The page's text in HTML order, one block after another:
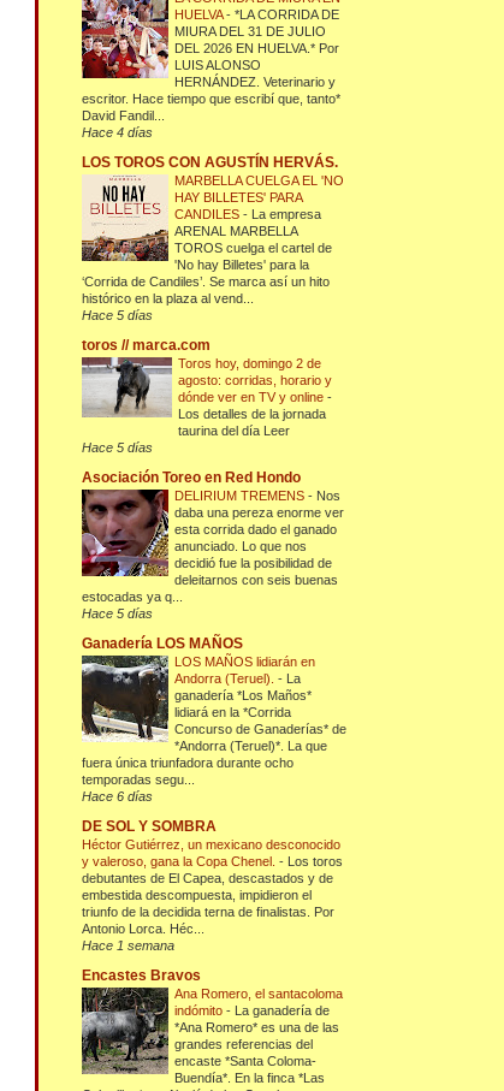
HUELVA-*LA CORRIDA DE
MIURA DEL 31 DE JULIO
DEL 2026 EN HUELVA.* Por
LUIS ALONSO
HERNÁNDEZ. Veterinario y
escritor. Hace tiempo que escribí que, tanto*
David Fandil...
Hace 4 días
LOS TOROS CON AGUSTÍN HERVÁS.
MARBELLA CUELGA EL 'NO
HAY BILLETES' PARA
CANDILES- La empresa
ARENAL MARBELLA
TOROS cuelga el cartel de
'No hay Billetes' para la
‘Corrida de Candiles’. Se marca así un hito
histórico en la plaza al vend...
Hace 5 días
toros // marca.com
Toros hoy, domingo 2 de
agosto: corridas, horario y
dónde ver en TV y online-
Los detalles de la jornada
taurina del día Leer
Hace 5 días
Asociación Toreo en Red Hondo
DELIRIUM TREMENS- Nos
daba una pereza enorme ver
esta corrida dado el ganado
anunciado. Lo que nos
decidió fue la posibilidad de
deleitarnos con seis buenas
estocadas ya q...
Hace 5 días
Ganadería LOS MAÑOS
LOS MAÑOS lidiarán en
Andorra (Teruel).- La
ganadería *Los Maños*
lidiará en la *Corrida
Concurso de Ganaderías* de
*Andorra (Teruel)*. La que
fuera única triunfadora durante ocho
temporadas segu...
Hace 6 días
DE SOL Y SOMBRA
Héctor Gutiérrez, un mexicano desconocido
y valeroso, gana la Copa Chenel.- Los toros
debutantes de El Capea, descastados y de
embestida descompuesta, impidieron el
triunfo de la decidida terna de finalistas. Por
Antonio Lorca. Héc...
Hace 1 semana
Encastes Bravos
Ana Romero, el santacoloma
indómito- La ganadería de
*Ana Romero* es una de las
grandes referencias del
encaste *Santa Coloma-
Buendía*. En la finca *Las